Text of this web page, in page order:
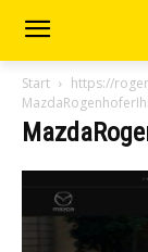
Start
https://